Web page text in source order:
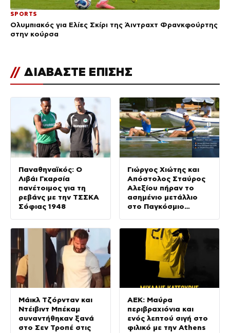
SPORTS
Ολυμπιακός για Ελίες Σκίρι της Άιντραχτ Φρανκφούρτης
στην κούρσα
// ΔΙΑΒΑΣΤΕ ΕΠΙΣΗΣ
Παναθηναϊκός: Ο
Λιβάι Γκαρσία
πανέτοιμος για τη
ρεβάνς με την ΤΣΣΚΑ
Σόφιας 1948
Γιώργος Χιώτης και
Απόστολος Σταύρος
Αλεξίου πήραν το
ασημένιο μετάλλιο
στο Παγκόσμιο
Νεανίδων
Μάικλ Τζόρνταν και
Ντέιβιντ Μπέκαμ
συναντήθηκαν ξανά
στο Σεν Τροπέ στις
ΑΕΚ: Μαύρα
περιβραχιόνια και
ενός λεπτού σιγή στο
φιλικό με την Athens